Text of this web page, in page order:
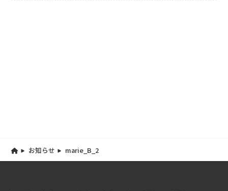
お知らせ marie_B_2